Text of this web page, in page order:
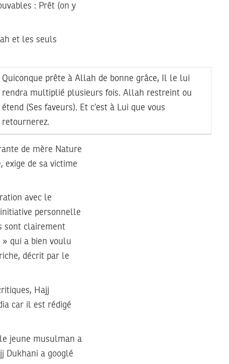
: Prêt (on y
et les seuls
Quiconque prête à Allah de bonne grâce, Il le lui
rendra multiplié plusieurs fois. Allah restreint ou
étend (Ses faveurs). Et c’est à Lui que vous
retournerez.
de mère Nature
exige de sa victime
avec le
personnelle
sont clairement
qui a bien voulu
décrit par le
Hajj
car il est rédigé
jeune musulman a
Dukhani a googlé